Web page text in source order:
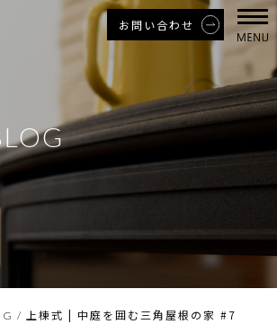
お問い合わせ
/ 上棟式 | 中庭を囲む三角屋根の家 #7